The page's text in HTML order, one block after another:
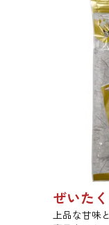
ぜいた
上品な甘味